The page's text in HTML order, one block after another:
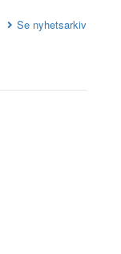
Se nyhetsarkiv